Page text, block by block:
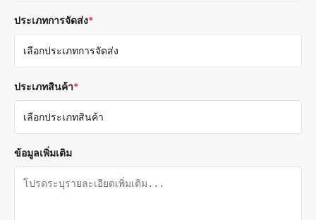
ประเภทการจัดส่ง*
ประเภทสินค้า*
ข้อมูลเพิ่มเติม